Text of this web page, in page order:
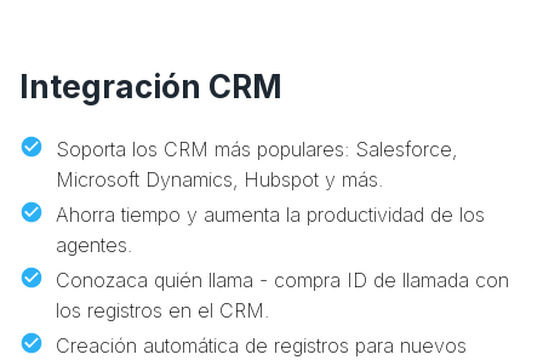
Integración CRM
Soporta los CRM más populares: Salesforce,
Microsoft Dynamics, Hubspot y más.
Ahorra tiempo y aumenta la productividad de los
agentes.
Conozaca quién llama - compra ID de llamada con
los registros en el CRM.
Creación automática de registros para nuevos